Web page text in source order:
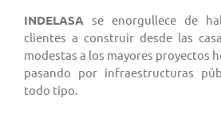
INDELASA se enorgullece de
clientes a construir desde las
modestas a los mayores proyectos
pasando por infraestructuras
todo tipo.